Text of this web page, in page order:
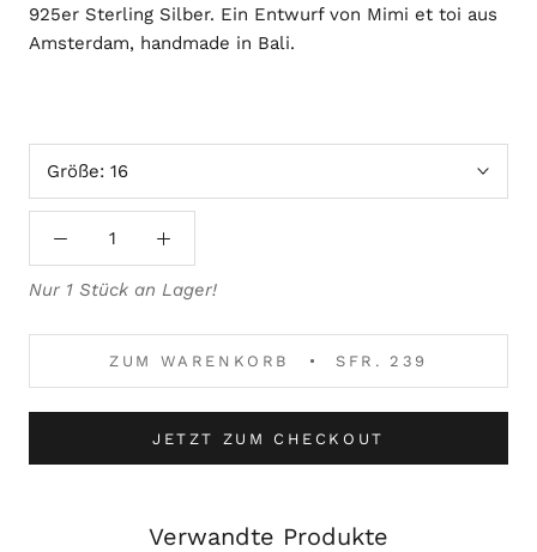
925er Sterling Silber. Ein Entwurf von Mimi et toi aus
Amsterdam, handmade in Bali.
Größe: 16
Nur 1 Stück an Lager!
ZUM WARENKORB SFR. 239
JETZT ZUM CHECKOUT
Verwandte Produkte